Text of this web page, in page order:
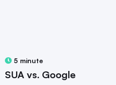
5 minute
SUA vs. Google